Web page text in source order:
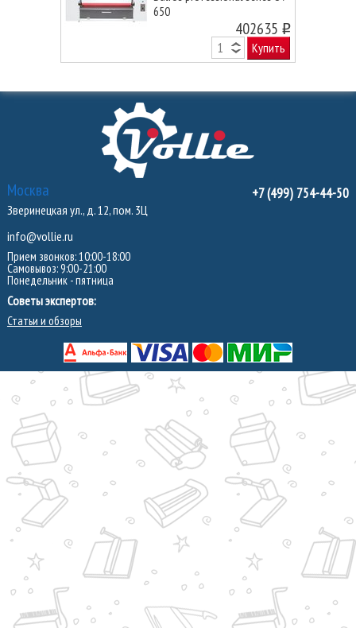
650
402635 o
Купить
Москва
Зверинецкая ул., д. 12, пом. 3Ц
info@vollie.ru
Прием звонков: 10:00-18:00
Самовывоз: 9:00-21:00
Понедельник - пятница
Советы экспертов:
Статьи и обзоры
+7 (499) 754-44-50